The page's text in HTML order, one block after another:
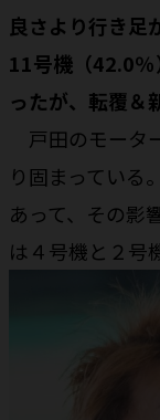
良さより行き足
11号機（42.0
ったが、転覆＆
戸田のモータ
り固まっている
あって、その影
は４号機と２号